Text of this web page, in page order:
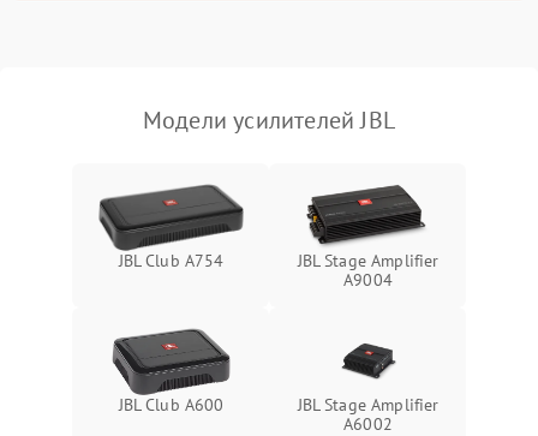
Модели усилителей JBL
JBL Club A754
JBL Stage Amplifier
A9004
JBL Club A600
JBL Stage Amplifier
A6002